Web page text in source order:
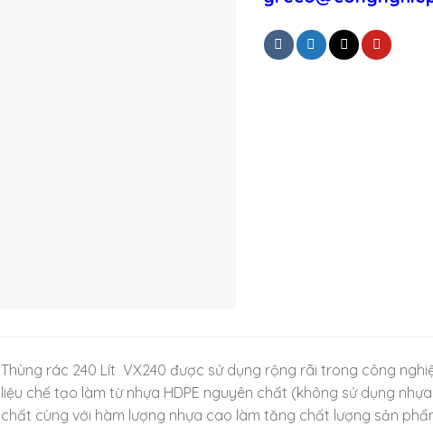
Thùng rác 240 Lít VX240 được sử dụng rộng rãi trong công
liệu chế tạo làm từ nhựa HDPE nguyên chất (không sử dụng
chất cùng với hàm lượng nhựa cao làm tăng chất lượng sản